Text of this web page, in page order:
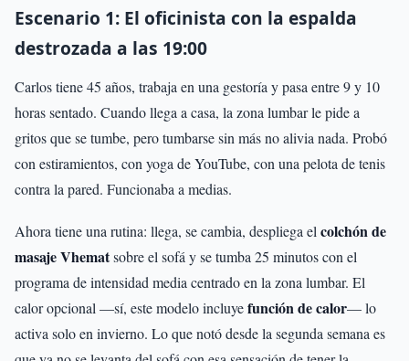
Escenario 1: El oficinista con la espalda
destrozada a las 19:00
Carlos tiene 45 años, trabaja en una gestoría y pasa entre 9 y 10
horas sentado. Cuando llega a casa, la zona lumbar le pide a
gritos que se tumbe, pero tumbarse sin más no alivia nada. Probó
con estiramientos, con yoga de YouTube, con una pelota de tenis
contra la pared. Funcionaba a medias.
Ahora tiene una rutina: llega, se cambia, despliega el colchón de
masaje Vhematsobre el sofá y se tumba 25 minutos con el
programa de intensidad media centrado en la zona lumbar. El
calor opcional —sí, este modelo incluyefunción de calor— lo
activa solo en invierno. Lo que notó desde la segunda semana es